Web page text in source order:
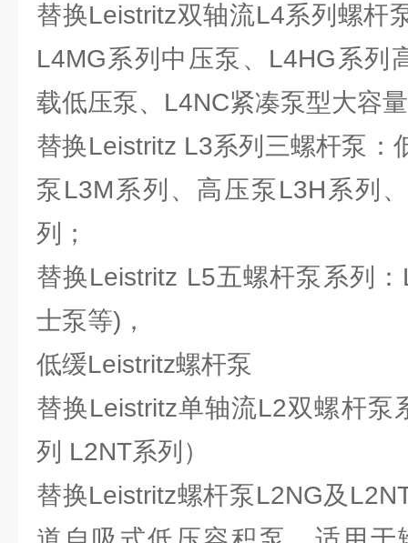
替换Leistritz双轴流L4系列螺杆
L4MG系列中压泵、L4HG系列
载低压泵、L4NC紧凑泵型大容
替换Leistritz L3系列三螺杆泵：
泵L3M系列、高压泵L3H系列
列；
替换Leistritz L5五螺杆泵系列
士泵等)，
低缓Leistritz螺杆泵
替换Leistritz单轴流L2双螺杆泵
列 L2NT系列）
替换Leistritz螺杆泵L2NG及